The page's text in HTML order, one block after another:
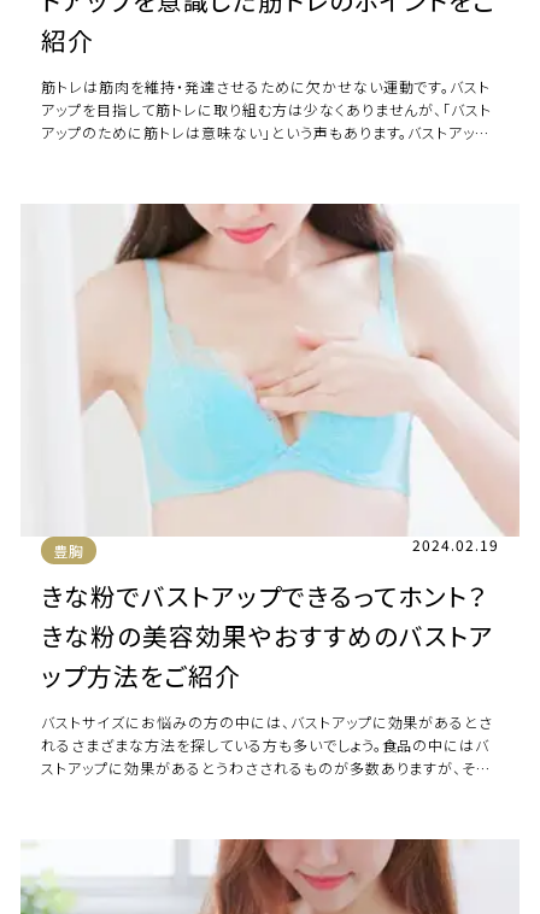
紹介
筋トレは筋肉を維持・発達させるために欠かせない運動です。バスト
アップを目指して筋トレに取り組む方は少なくありませんが、「バスト
アップのために筋トレは意味ない」という声もあります。バストアップ
豊胸 2024.02.19
きな粉でバストアップできるってホント？
きな粉の美容効果やおすすめのバストア
ップ方法をご紹介
バストサイズにお悩みの方の中には、バストアップに効果があるとさ
れるさまざまな方法を探している方も多いでしょう。食品の中にはバ
ストアップに効果があるとうわさされるものが多数ありますが、その